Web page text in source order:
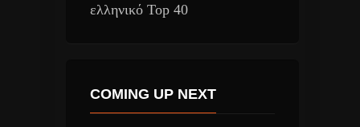
ελληνικό Top 40
COMING UP NEXT